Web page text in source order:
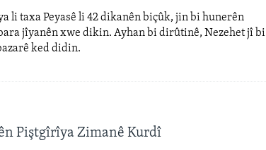
li taxa Peyasê li 42 dikanên biçûk, jin bi hunerên
jîyanên xwe dikin. Ayhan bi dirûtinê, Nezehet jî bi
ked didin.
Piştgîrîya Zimanê Kurdî